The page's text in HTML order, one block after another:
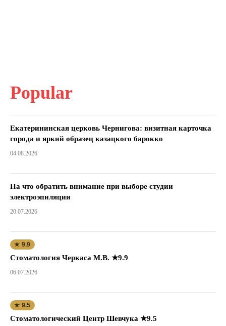
Popular
Екатерининская церковь Чернигова: визитная карточка
города и яркий образец казацкого барокко
04.08.2026
На что обратить внимание при выборе студии
электроэпиляции
20.07.2026
★ 9.9
Стоматология Черкаса М.В. ★9.9
06.07.2026
★ 9.5
Стоматологический Центр Шевчука ★9.5